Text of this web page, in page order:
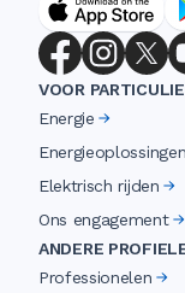
VOOR
Energie
Energieoplossingen
Elektrisch rijden
Ons engagement
ANDERE
Professionelen